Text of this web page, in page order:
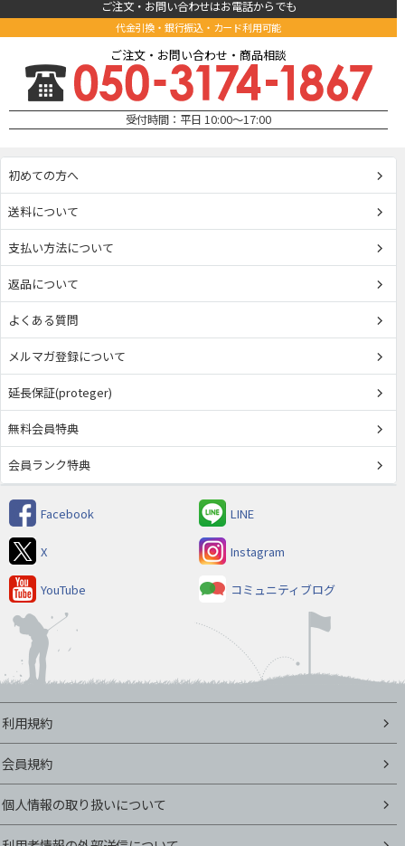
ご注文・お問い合わせはお電話からでも
代金引換・銀行振込・カード利用可能
ご注文・お問い合わせ・商品相談
受付時間：平日 10:00～17:00
初めての方へ
送料について
支払い方法について
返品について
よくある質問
メルマガ登録について
延長保証(proteger)
無料会員特典
会員ランク特典
Facebook LINE
X Instagram
YouTube コミュニティブログ
利用規約
会員規約
個人情報の取り扱いについて